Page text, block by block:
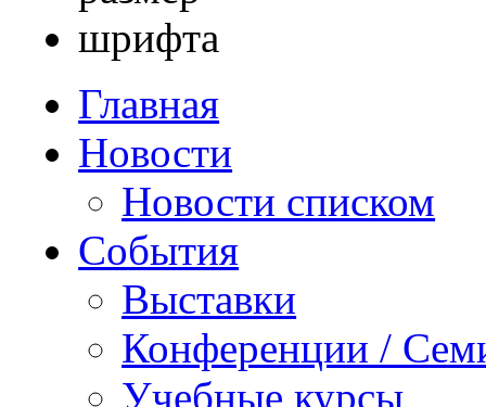
Главная
Новости
Новости списком
События
Выставки
Конференции /
Учебные курсы